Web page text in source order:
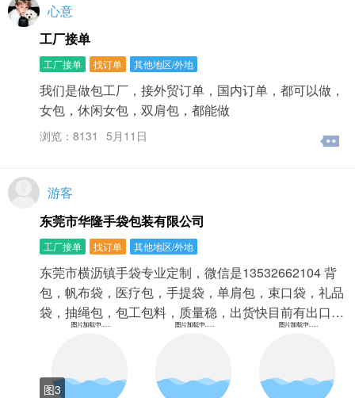
心意
工厂接单
工厂接单 找订单 其他地区/外地
我们是做包工厂，接外贸订单，国内订单，都可以做，
女包，休闲女包，双肩包，都能做
浏览：8131 5月11日
游客
东莞市华隆手袋包装有限公司
工厂接单 找订单 其他地区/外地
东莞市横沥镇手袋专业定制，微信是13532662104 背
包，帆布袋，医疗包，手提袋，单肩包，束口袋，礼品
袋，抽绳包，包工包料，质量稳，出货快目前有出口…
图3